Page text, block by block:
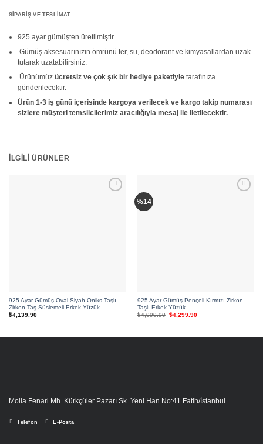
SIPARIŞ VE TESLIMAT
925 ayar gümüşten üretilmiştir.
Gümüş aksesuarınızın ömrünü ter, su, deodorant ve kimyasallardan uzak
tutarak uzatabilirsiniz.
Ürünümüz ücretsiz ve çok şık bir hediye paketiyle tarafınıza
gönderilecektir.
Ürün 1-3 iş günü içerisinde kargoya verilecek ve kargo takip numarası
sizlere müşteri temsilcilerimiz aracılığıyla mesaj ile iletilecektir.
İLGILI ÜRÜNLER
925 Ayar Gümüş Oval Siyah Oniks Taşlı
Zirkon Taş Süslemeli Erkek Yüzük
₺4,139.90
%14
925 Ayar Gümüş Pençeli Kırmızı Zirkon
Taşlı Erkek Yüzük
₺4,999.90 Orijinal
fiyat:
₺4,299.90Şu
Molla Fenari Mh. Kürkçüler Pazarı Sk. Yeni Han No:41 Fatih/İstanbul
Telefon E-Posta